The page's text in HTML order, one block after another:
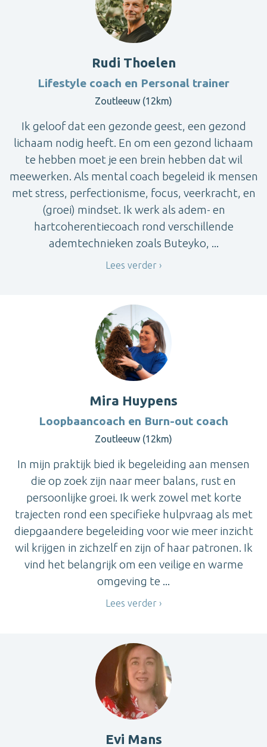
Rudi Thoelen
Lifestyle coach en Personal trainer
Zoutleeuw (12km)
Ik geloof dat een gezonde geest, een gezond
lichaam nodig heeft. En om een gezond lichaam
te hebben moet je een brein hebben dat wil
meewerken. Als mental coach begeleid ik mensen
met stress, perfectionisme, focus, veerkracht, en
(groei) mindset. Ik werk als adem- en
hartcoherentiecoach rond verschillende
ademtechnieken zoals Buteyko, ...
Lees verder
Mira Huypens
Loopbaancoach en Burn-out coach
Zoutleeuw (12km)
In mijn praktijk bied ik begeleiding aan mensen
die op zoek zijn naar meer balans, rust en
persoonlijke groei. Ik werk zowel met korte
trajecten rond een specifieke hulpvraag als met
diepgaandere begeleiding voor wie meer inzicht
wil krijgen in zichzelf en zijn of haar patronen. Ik
vind het belangrijk om een veilige en warme
omgeving te ...
Lees verder
Evi Mans